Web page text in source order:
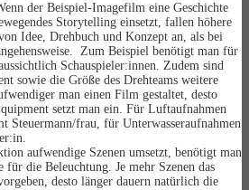
der Beispiel-Imagefilm eine Geschichte
Storytelling einsetzt, fallen höhere
Idee, Drehbuch und Konzept an, als bei
Zum Beispiel benötigt man für
Schauspieler:innen. Zudem sind
sowie die Größe des Drehteams weitere
man einen Film gestaltet, desto
setzt man ein. Für Luftaufnahmen
Steuermann/frau, für Unterwasseraufnahmen
aufwendige Szenen umsetzt, benötigt man
für die Beleuchtung. Je mehr Szenen das
desto länger dauern natürlich die